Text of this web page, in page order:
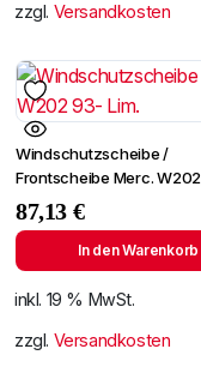
zzgl. Versandkosten
Windschutzscheibe /
Frontscheibe Merc.
87,13 €
In den Warenkorb
inkl. 19 % MwSt.
zzgl. Versandkosten